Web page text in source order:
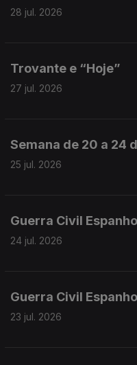
28 jul. 2026
Trovante e “Hoje”
27 jul. 2026
Semana de 20 a 24
25 jul. 2026
Guerra Civil
24 jul. 2026
Guerra Civil
23 jul. 2026